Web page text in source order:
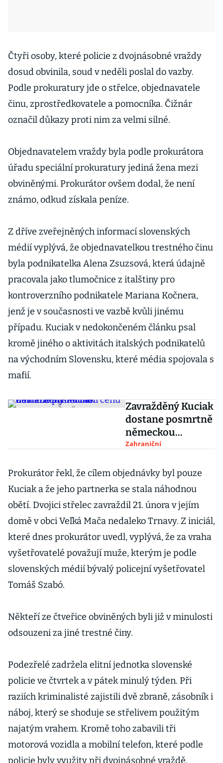
Čtyři osoby, které policie z dvojnásobné vraždy
dosud obvinila, soud v neděli poslal do vazby.
Podle prokuratury jde o střelce, objednavatele
činu, zprostředkovatele a pomocníka. Čižnár
označil důkazy proti nim za velmi silné.
Objednavatelem vraždy byla podle prokurátora
úřadu speciální prokuratury jediná žena mezi
obviněnými. Prokurátor ovšem dodal, že není
známo, odkud získala peníze.
Z dříve zveřejněných informací slovenských
médií vyplývá, že objednavatelkou trestného činu
byla podnikatelka Alena Zsuzsová, která údajně
pracovala jako tlumočnice z italštiny pro
kontroverzního podnikatele Mariana Kočnera,
jenž je v současnosti ve vazbě kvůli jinému
případu. Kuciak v nedokončeném článku psal
kromě jiného o aktivitách italských podnikatelů
na východním Slovensku, které média spojovala s
mafií.
Zavražděný Kuciak
dostane posmrtně
německou
mediální cenu
Zahraniční
Prokurátor řekl, že cílem objednávky byl pouze
Kuciak a že jeho partnerka se stala náhodnou
obětí. Dvojici střelec zavraždil 21. února v jejím
domě v obci Veľká Mača nedaleko Trnavy. Z iniciál,
které dnes prokurátor uvedl, vyplývá, že za vraha
vyšetřovatelé považují muže, kterým je podle
slovenských médií bývalý policejní vyšetřovatel
Tomáš Szabó.
Někteří ze čtveřice obviněných byli již v minulosti
odsouzeni za jiné trestné činy.
Podezřelé zadržela elitní jednotka slovenské
policie ve čtvrtek a v pátek minulý týden. Při
raziích kriminalisté zajistili dvě zbraně, zásobník i
náboj, který se shoduje se střelivem použitým
najatým vrahem. Kromě toho zabavili tři
motorová vozidla a mobilní telefon, které podle
policie byly využity při dvojnásobné vraždě.